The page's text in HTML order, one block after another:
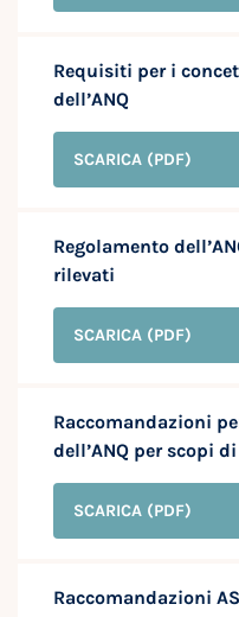
Requisiti per i
dell’ANQ
SCARICA (PDF)
Regolamento
rilevati
SCARICA (PDF)
Raccomandazioni
dell’ANQ per scopi
SCARICA (PDF)
Raccomandazioni